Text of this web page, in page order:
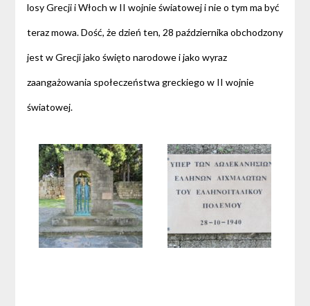
losy Grecji i Włoch w II wojnie światowej i nie o tym ma być
teraz mowa. Dość, że dzień ten, 28 października obchodzony
jest w Grecji jako święto narodowe i jako wyraz
zaangażowania społeczeństwa greckiego w II wojnie
światowej.